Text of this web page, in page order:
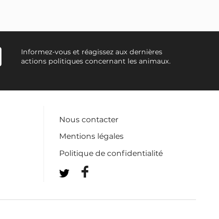
Informez-vous et réagissez aux dernières
actions politiques concernant les animaux.
Nous contacter
Mentions légales
Politique de confidentialité